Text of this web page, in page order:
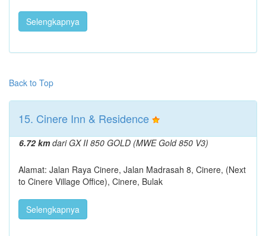
Selengkapnya
Back to Top
15. Cinere Inn & Residence
6.72 kmdari GX II 850 GOLD (MWE Gold 850 V3)
Alamat: Jalan Raya Cinere, Jalan Madrasah 8, Cinere, (Next
to Cinere Village Office), Cinere, Bulak
Selengkapnya